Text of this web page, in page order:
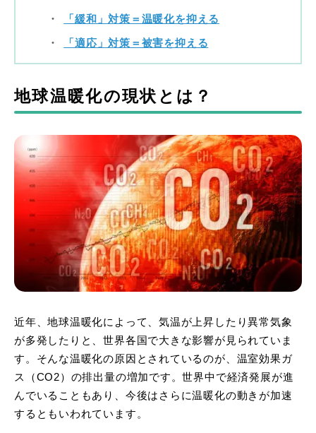
「緩和」対策＝温暖化を抑える
「適応」対策＝被害を抑える
地球温暖化の現状とは？
近年、地球温暖化によって、気温が上昇したり異常気象
が多発したりと、世界各国で大きな影響が見られていま
す。そんな温暖化の原因とされているのが、温室効果ガ
ス（CO2）の排出量の増加です。世界中で経済発展が進
んでいることもあり、今後はさらに温暖化の動きが加速
するともいわれています。